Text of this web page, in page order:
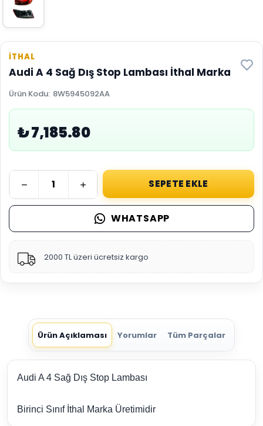
İTHAL
Audi A 4 Sağ Dış Stop Lambası İthal Marka
Ürün Kodu: 8W5945092AA
₺ 7,185.80
SEPETE EKLE
WHATSAPP
2000 TL üzeri ücretsiz kargo
Ürün Açıklaması Yorumlar Tüm Parçalar
Audi A 4 Sağ Dış Stop Lambası
Birinci Sınıf İthal Marka Üretimidir